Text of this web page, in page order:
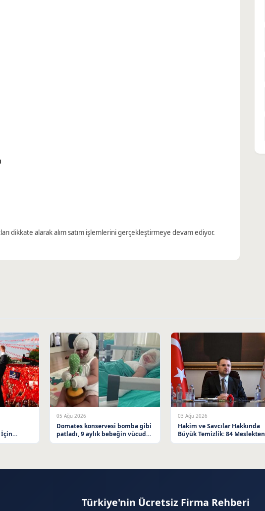
dikkate alarak alım satım işlemlerini gerçekleştirmeye devam ediyor.
İçin
05 Ağu 2026
Domates konservesi bomba gibi
patladı, 9 aylık bebeğin vücudu
03 Ağu 2026
Hakim ve Savcılar Hakkında
Büyük Temizlik: 84 Meslekten
Türkiye'nin Ücretsiz Firma Rehberi